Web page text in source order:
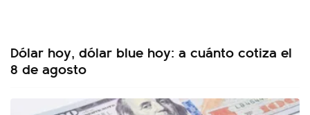
Dólar hoy, dólar blue hoy: a cuánto cotiza el
8 de agosto